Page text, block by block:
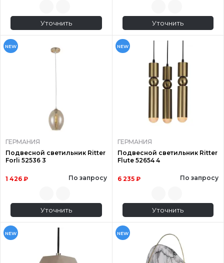
Уточнить Уточнить
NEW
ГЕРМАНИЯ
Подвесной светильник Ritter
Forli 52536 3
1 426 ₽ По запросу
Уточнить
NEW
ГЕРМАНИЯ
Подвесной светильник Ritter
Flute 52654 4
6 235 ₽ По запросу
Уточнить
NEW NEW